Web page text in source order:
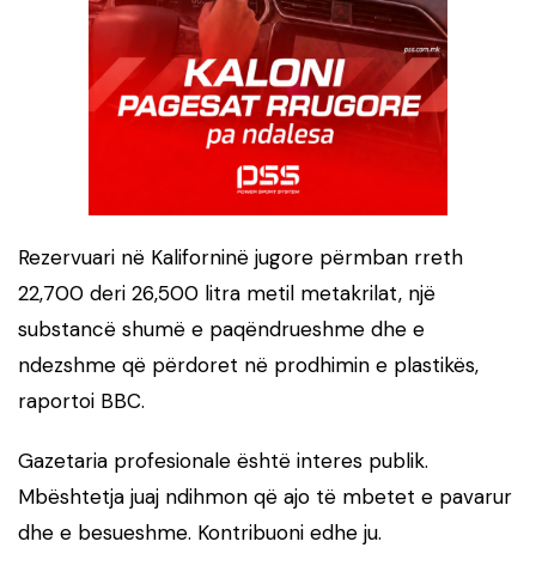
Rezervuari në Kaliforninë jugore përmban rreth
22,700 deri 26,500 litra metil metakrilat, një
substancë shumë e paqëndrueshme dhe e
ndezshme që përdoret në prodhimin e plastikës,
raportoi BBC.
Gazetaria profesionale është interes publik.
Mbështetja juaj ndihmon që ajo të mbetet e pavarur
dhe e besueshme. Kontribuoni edhe ju.